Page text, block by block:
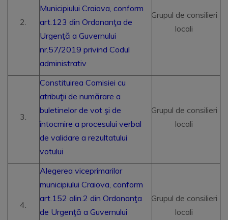
Municipiului Craiova, conform
art.123 din Ordonanţa de
Urgenţă a Guvernului
nr.57/2019 privind Codul
administrativ
Grupul de consilieri
locali
Constituirea Comisiei cu
atribuţii de numărare a
buletinelor de vot şi de
întocmire a procesului verbal
de validare a rezultatului
votului
Grupul de consilieri
locali
Alegerea viceprimarilor
municipiului Craiova, conform
art.152 alin.2 din Ordonanţa
de Urgenţă a Guvernului
Grupul de consilieri
locali